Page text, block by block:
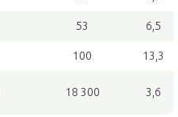
53 6,5
100 13,3
18 300 3,6